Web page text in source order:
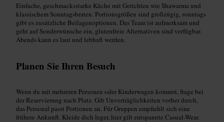
Einfache, geschmacksstarke Küche mit Gerichten wie Shawarma und
klassischem Sonntagsbraten. Portionsgrößen sind großzügig, sonntags
gibt es zusätzliche Beilagenoptionen. Das Team ist aufmerksam und
geht auf Sonderwünsche ein, glutenfreie Alternativen sind verfügbar.
Abends kann es laut und lebhaft werden.
Planen Sie Ihren Besuch
Wenn du mit mehreren Personen oder Kinderwagen kommst, frage bei
der Reservierung nach Platz. Gib Unverträglichkeiten vorher durch,
das Personal passt Portionen an. Für Gruppen empfiehlt sich eine
frühere Ankunft. Kleide dich leger, hier gilt entspannte Casual-Wear.